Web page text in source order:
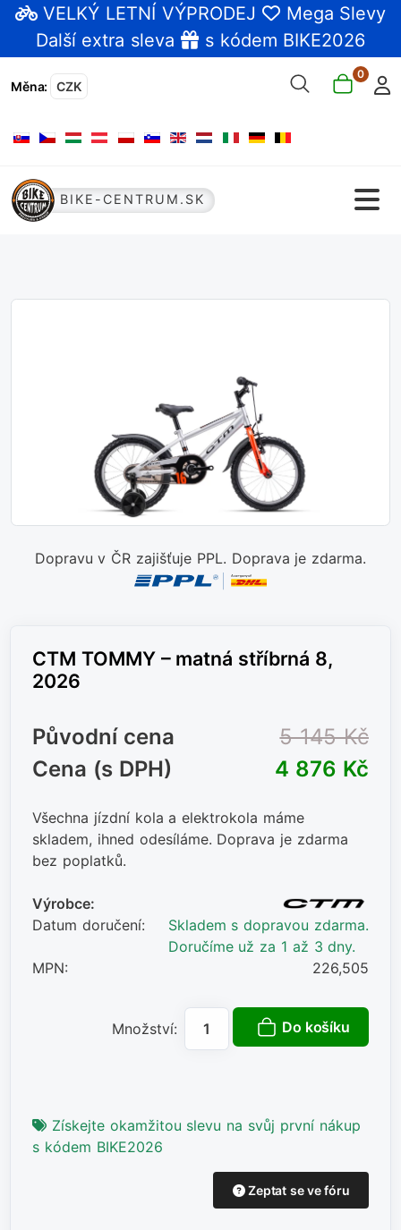
VELKÝ LETNÍ VÝPRODEJ
Mega Slevy
Další extra sleva
s kódem BIKE2026
Měna: CZK
0
Zvolte jazyk
BIKE-CENTRUM.SK
Dopravu v ČR zajišťuje PPL. Doprava je zdarma.
CTM TOMMY – matná stříbrná 8,
2026
Původní cena
5 145 Kč
Cena (s DPH)
4 876 Kč
Všechna jízdní kola a elektrokola máme
skladem, ihned odesíláme. Doprava je zdarma
bez poplatků.
Výrobce:
Datum doručení:
Skladem s dopravou zdarma.
Doručíme už za 1 až 3 dny.
MPN:
226,505
Množství: Do košíku
Získejte okamžitou slevu na svůj první nákup
s kódem BIKE2026
Zeptat se ve fóru